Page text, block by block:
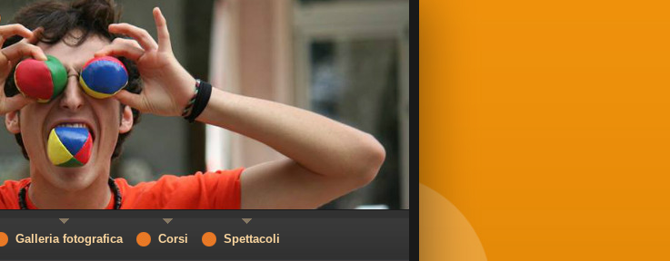
Galleria fotografica Corsi Spettacoli